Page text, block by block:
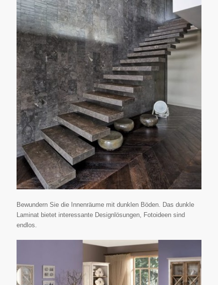
Bewundern Sie die Innenräume mit dunklen Böden. Das dunkle
Laminat bietet interessante Designlösungen, Fotoideen sind
endlos.